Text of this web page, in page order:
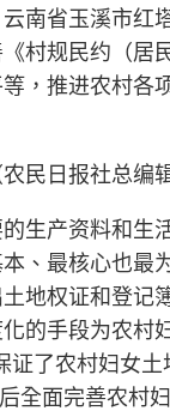
南省玉溪市红
村规民约（居
，推进农村各
民日报社总编辑
生产资料和生
、最核心也最
地权证和登记
的手段为农村
证了农村妇女
全面完善农村